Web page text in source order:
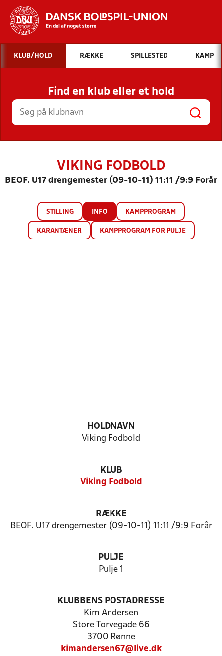
Hvad vil du søge efter?
INDHOLD OG NYHEDER
STILLINGER, RESULTATER, KLUBBER OG
HOLD
KLUB/HOLD RÆKKE SPILLESTED KAMP
Find en klub eller et hold
VIKING FODBOLD
BEOF. U17 drengemester (09-10-11) 11:11 /9:9 Forår
STILLING INFO KAMPPROGRAM
KARANTÆNER KAMPPROGRAM FOR PULJE
HOLDNAVN
Viking Fodbold
KLUB
Viking Fodbold
RÆKKE
BEOF. U17 drengemester (09-10-11) 11:11 /9:9 Forår
PULJE
Pulje 1
KLUBBENS POSTADRESSE
Kim Andersen
Store Torvegade 66
3700 Rønne
kimandersen67@live.dk